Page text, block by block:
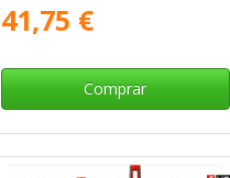
41,75 €
Comprar